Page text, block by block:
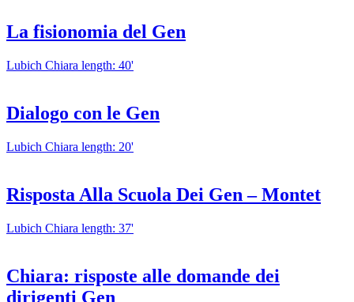
La fisionomia del Gen
Lubich Chiara length: 40'
Dialogo con le Gen
Lubich Chiara length: 20'
Risposta Alla Scuola Dei Gen – Montet
Lubich Chiara length: 37'
Chiara: risposte alle domande dei
dirigenti Gen